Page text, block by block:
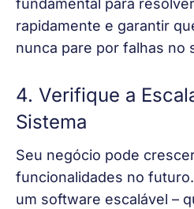
fundamental para
rapidamente e garantir
nunca pare por falhas no
4. Verifique a
Sistema
Seu negócio pode
funcionalidades no
um software escalável –